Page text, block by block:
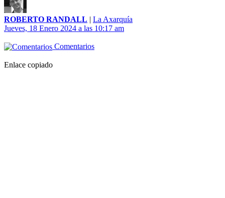
ROBERTO RANDALL | La Axarquía
Jueves, 18 Enero 2024 a las 10:17 am
Comentarios
Enlace copiado